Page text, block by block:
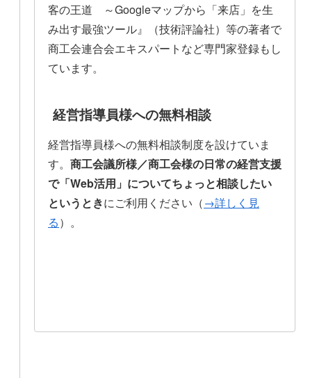
客の王道 ～Googleマップから「来店」を生
み出す最強ツール』（技術評論社）等の著者で
商工会連合会エキスパートなど専門家登録もし
ています。
経営指導員様への無料相談
経営指導員様への無料相談制度を設けていま
す。 商工会議所様／商工会様の日常の経営支援
で「Web活用」についてちょっと相談したい
というときにご利用ください（→詳しく見
る）。